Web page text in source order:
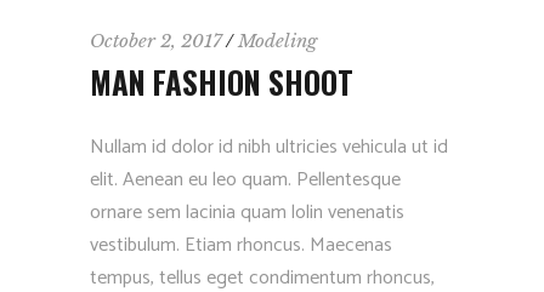
October 2, 2017 Modeling
MAN FASHION SHOOT
Nullam id dolor id nibh ultricies vehicula ut id
elit. Aenean eu leo quam. Pellentesque
ornare sem lacinia quam lolin venenatis
vestibulum. Etiam rhoncus. Maecenas
tempus, tellus eget condimentum rhoncus,